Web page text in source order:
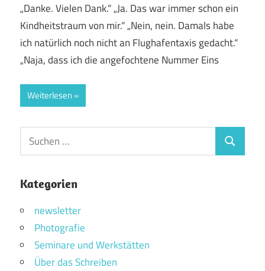
„Danke. Vielen Dank.“ „Ja. Das war immer schon ein
Kindheitstraum von mir.“ „Nein, nein. Damals habe
ich natürlich noch nicht an Flughafentaxis gedacht.“
„Naja, dass ich die angefochtene Nummer Eins
Weiterlesen
Suchen
nach:
Suchen
Kategorien
newsletter
Photografie
Seminare und Werkstätten
Über das Schreiben